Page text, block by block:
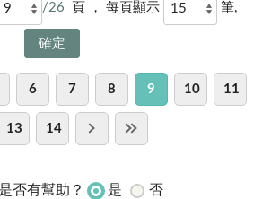
/26 頁 ， 每頁顯示 筆,
6 7 8 9 10 11
13 14
否有幫助？ 是 否